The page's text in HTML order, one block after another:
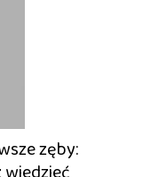
zęby: